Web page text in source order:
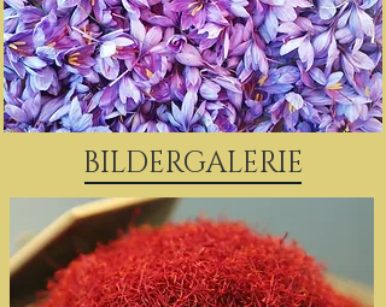
BILDERGALERIE